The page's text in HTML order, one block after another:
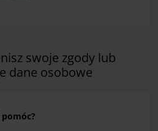
swoje zgody lub
dane osobowe